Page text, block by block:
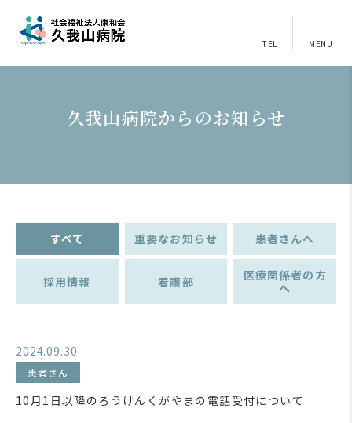
TEL MENU
久我山病院からのお知らせ
すべて 重要なお知らせ 患者さんへ
採用情報 看護部
医療関係者の方
へ
2024.09.30
患者さん
10月1日以降のろうけんくがやまの電話受付について